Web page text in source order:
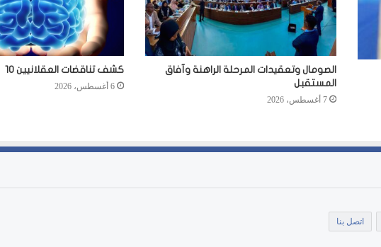
الصومال وتعقيدات المرحلة الراهنة وآفاق
المستقبل
7 أغسطس، 2026
كشف تناقضات العقلانيين 10
6 أغسطس، 2026
اتصل بنا